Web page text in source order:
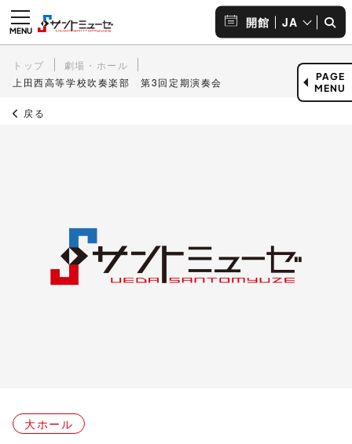
開館 JA
トップ
劇場・ホール
上田西高等学校吹奏楽部 第3回定期演奏会
戻る
大ホール
PAGE
MENU